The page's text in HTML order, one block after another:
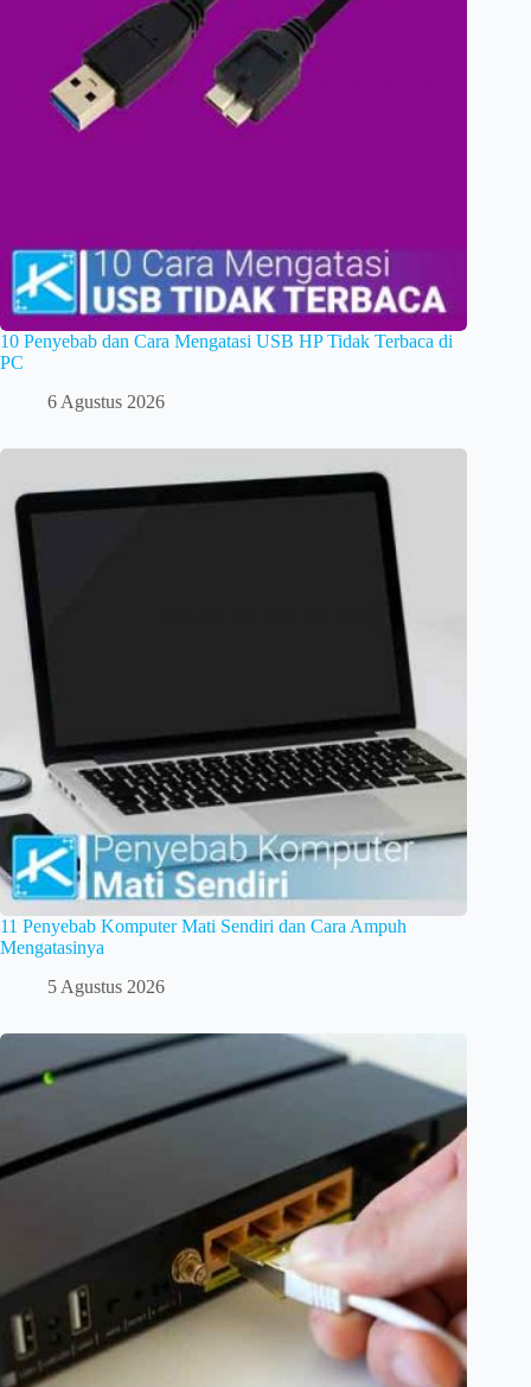
10 Penyebab dan Cara Mengatasi USB HP Tidak Terbaca di
PC
6 Agustus 2026
11 Penyebab Komputer Mati Sendiri dan Cara Ampuh
Mengatasinya
5 Agustus 2026